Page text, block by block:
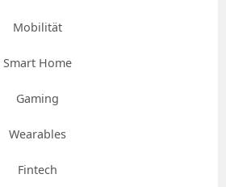
Mobilität
Smart Home
Gaming
Wearables
Fintech